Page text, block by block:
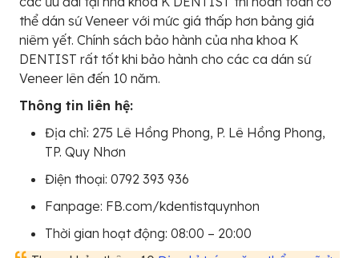
thể dán sứ Veneer với mức giá thấp hơn bảng giá
niêm yết. Chính sách bảo hành của nha khoa K
DENTIST rất tốt khi bảo hành cho các ca dán sứ
Veneer lên đến 10 năm.
Thông tin liên hệ:
Địa chỉ: 275 Lê Hồng Phong, P. Lê Hồng Phong,
TP. Quy Nhơn
Điện thoại: 0792 393 936
Fanpage: FB.com/kdentistquynhon
Thời gian hoạt động: 08:00 – 20:00